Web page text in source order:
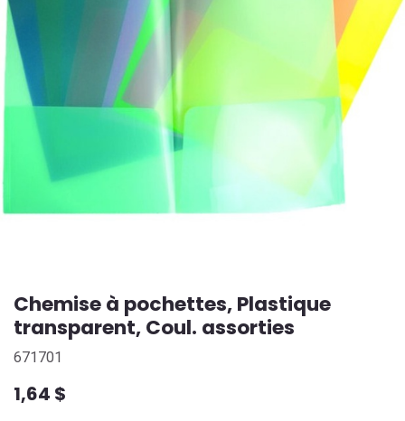
Chemise à pochettes, Plastique
transparent, Coul. assorties
671701
1,64 $